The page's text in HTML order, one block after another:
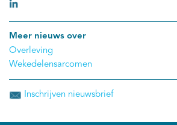
patiënten die een combinatie van
radiotherapie kregen de meest
algehele overleving hadden van 19,9
Meer nieuws over
Overleving
Wekedelensarcomen
Inschrijven nieuwsbrief